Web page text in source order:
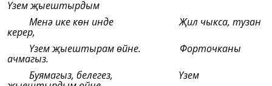
Үзем җыештырдым
Менә ике көн инде Җил чыкса, тузан
керер,
Үзем җыештырам өйне. Форточканы
ачмагыз.
Буямагыз, белегез, Үзем